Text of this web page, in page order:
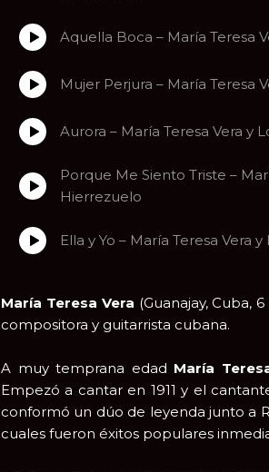
Aquella Boca – María Teresa
Mujer Perjura – María Teresa
Aurora – María Teresa Vera y
Porque Me Siento Triste –
Hierrezuelo
Ella y Yo – María Teresa Vera
María Teresa Vera (Guanajay, Cuba,
compositora y guitarrista cubana.
A muy temprana edad María
Empezó a cantar en 1911 y el
conformó un dúo de leyenda junto a
cuales fueron éxitos populares